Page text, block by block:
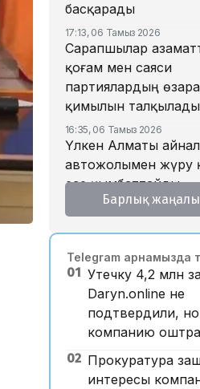
басқарады
17:13, 06 Тамыз 2026
Сарапшылар
қоғам мен саяси
партиялардың өзара
қимылын талқылады
16:35, 06 Тамыз 2026
Үлкен Алматы
автожолымен жүру
есе қымбаттайды
16:32, 06 Тамыз 2026
мәнін түсіндірді
16:26, 06 Тамыз 2026
«Уахабист емеспін»:
Тілеухан діни
қатысты жауап
14:52, 06 Тамыз 2026
Қазақстанда 2 млн
Барлық
Telegram арнамызда
01 Утечку 4,2 млн
Daryn.online не
подтвердили, но
компанию
02 Прокуратура
интересы